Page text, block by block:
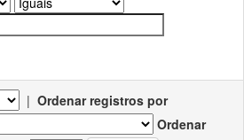
| Ordenar registros por
Ordenar